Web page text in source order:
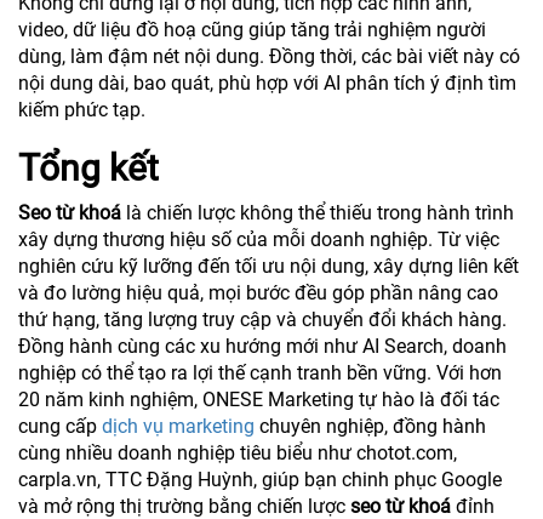
video, dữ liệu đồ hoạ cũng giúp tăng trải nghiệm người
dùng, làm đậm nét nội dung. Đồng thời, các bài viết này có
nội dung dài, bao quát, phù hợp với AI phân tích ý định tìm
kiếm phức tạp.
Tổng kết
Seo từ khoá là chiến lược không thể thiếu trong hành trình
xây dựng thương hiệu số của mỗi doanh nghiệp. Từ việc
nghiên cứu kỹ lưỡng đến tối ưu nội dung, xây dựng liên kết
và đo lường hiệu quả, mọi bước đều góp phần nâng cao
thứ hạng, tăng lượng truy cập và chuyển đổi khách hàng.
Đồng hành cùng các xu hướng mới như AI Search, doanh
nghiệp có thể tạo ra lợi thế cạnh tranh bền vững. Với hơn
20 năm kinh nghiệm, ONESE Marketing tự hào là đối tác
cung cấp dịch vụ marketing chuyên nghiệp, đồng hành
cùng nhiều doanh nghiệp tiêu biểu như chotot.com,
carpla.vn, TTC Đặng Huỳnh, giúp bạn chinh phục Google
và mở rộng thị trường bằng chiến lược seo từ khoá đỉnh